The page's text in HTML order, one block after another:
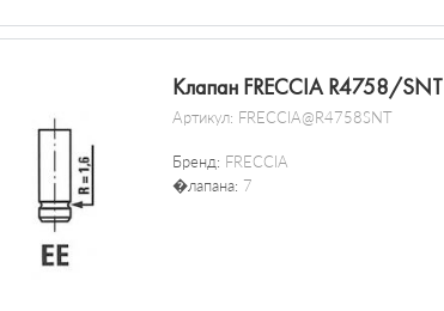
Клапан FRECCIA R4758/SNT
Артикул: FRECCIA@R4758SNT
Бренд: FRECCIA
�лапана: 7